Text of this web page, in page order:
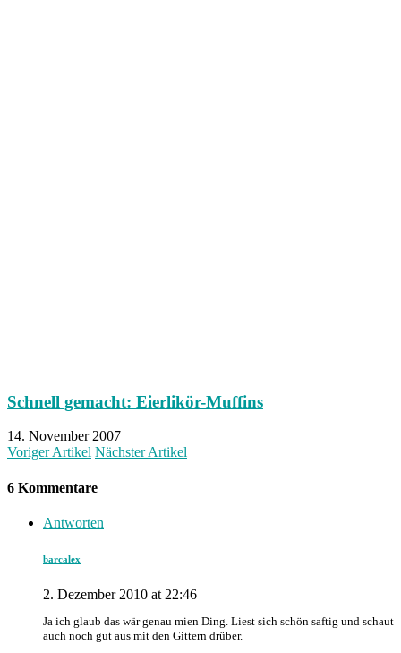
Schnell gemacht: Eierlikör-Muffins
14. November 2007
Voriger Artikel Nächster Artikel
6 Kommentare
Antworten
barcalex
2. Dezember 2010 at 22:46
Ja ich glaub das wär genau mien Ding. Liest sich schön saftig und schaut
auch noch gut aus mit den Gittern drüber.